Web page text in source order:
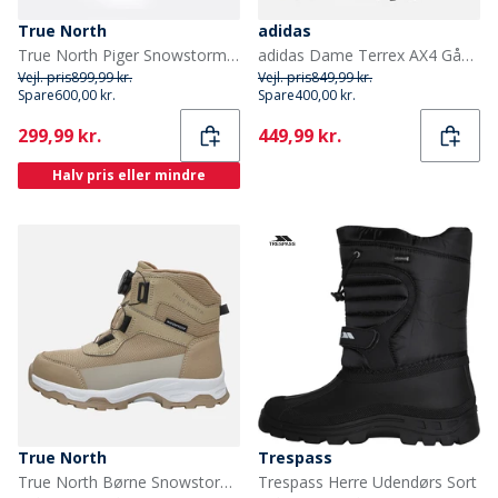
True North
True North Piger Snowstorm Sko Hindbær
Vejl. pris899,99 kr.
Spare600,00 kr.
Current
299,99 kr.
Halv pris eller mindre
adidas
adidas Dame Terrex AX4 Gåsko Grey Six/Preloved Fig/Core Black
Vejl. pris849,99 kr.
Spare400,00 kr.
Current
449,99 kr.
True North
True North Børne Snowstorm Sko Sand
Trespass
Trespass Herre Udendørs Sort